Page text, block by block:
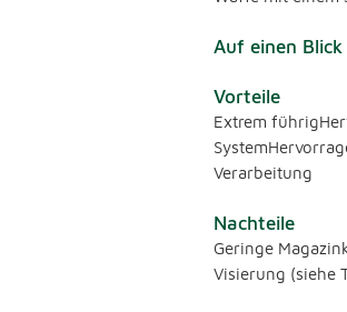
Auf einen Blick
Vorteile
Extrem
Verarbeitung
Nachteile
Geringe
Visierung (siehe